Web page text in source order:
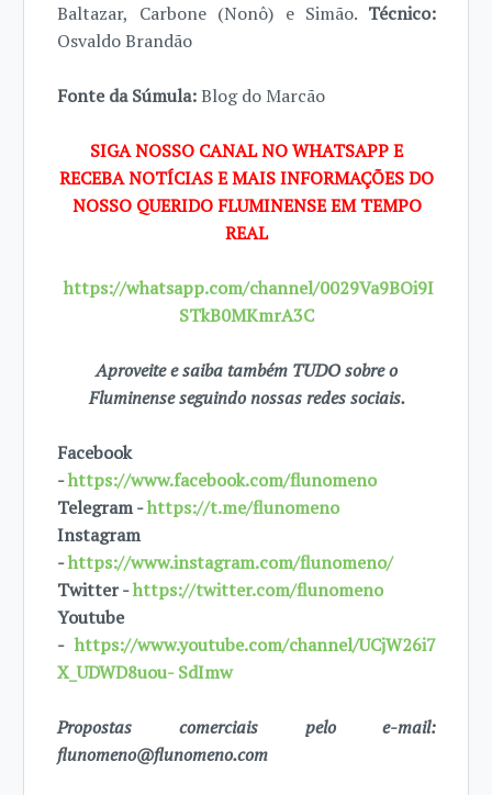
Baltazar, Carbone (Nonô) e Simão. Técnico:
Osvaldo Brandão
Fonte da Súmula:Blog do Marcão
SIGA NOSSO CANAL NO WHATSAPP E
RECEBA NOTÍCIAS E MAIS INFORMAÇÕES DO
NOSSO QUERIDO FLUMINENSE EM TEMPO
REAL
https://whatsapp.com/channel/0029Va9BOi9I
STkB0MKmrA3C
Aproveite e saiba também TUDO sobre o
Fluminense seguindo nossas redes sociais.
Facebook
-https://www.facebook.com/flunomeno
Telegram -https://t.me/flunomeno
Instagram
-https://www.instagram.com/flunomeno/
Twitter -https://twitter.com/flunomeno
Youtube
-https://www.youtube.com/channel/UCjW26i7
X_UDWD8uou- SdImw
Propostas comerciais pelo e-mail:
flunomeno@flunomeno.com